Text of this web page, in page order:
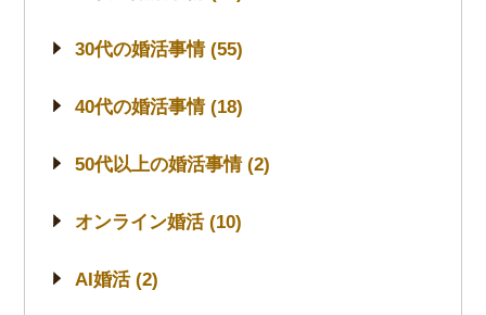
30代の婚活事情 (55)
40代の婚活事情 (18)
50代以上の婚活事情 (2)
オンライン婚活 (10)
AI婚活 (2)